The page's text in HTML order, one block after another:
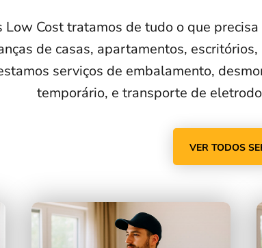
Low Cost tratamos de tudo o que
de casas, apartamentos,
serviços de embalamento,
temporário, e transporte de
VER TODOS